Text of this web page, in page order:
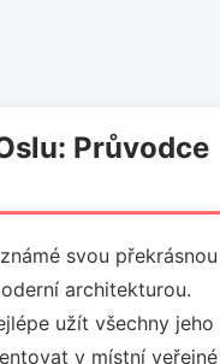
Průvodce
svou překrásnou
architekturou.
užít všechny jeho
v místní veřejné